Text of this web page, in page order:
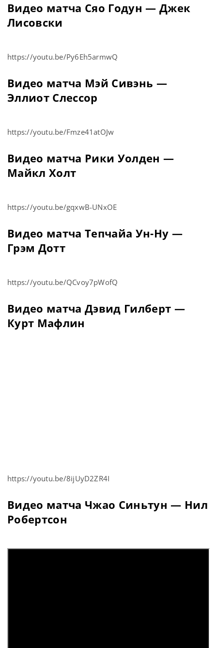
Видео матча Сяо Годун — Джек
Лисовски
https://youtu.be/Py6Eh5armwQ
Видео матча Мэй Сивэнь —
Эллиот Слессор
https://youtu.be/Fmze41atOJw
Видео матча Рики Уолден —
Майкл Холт
https://youtu.be/gqxwB-UNxOE
Видео матча Тепчайа Ун-Ну —
Грэм Дотт
https://youtu.be/QCvoy7pWofQ
Видео матча Дэвид Гилберт —
Курт Мафлин
https://youtu.be/8ijUyD2ZR4I
Видео матча Чжао Синьтун — Нил
Робертсон